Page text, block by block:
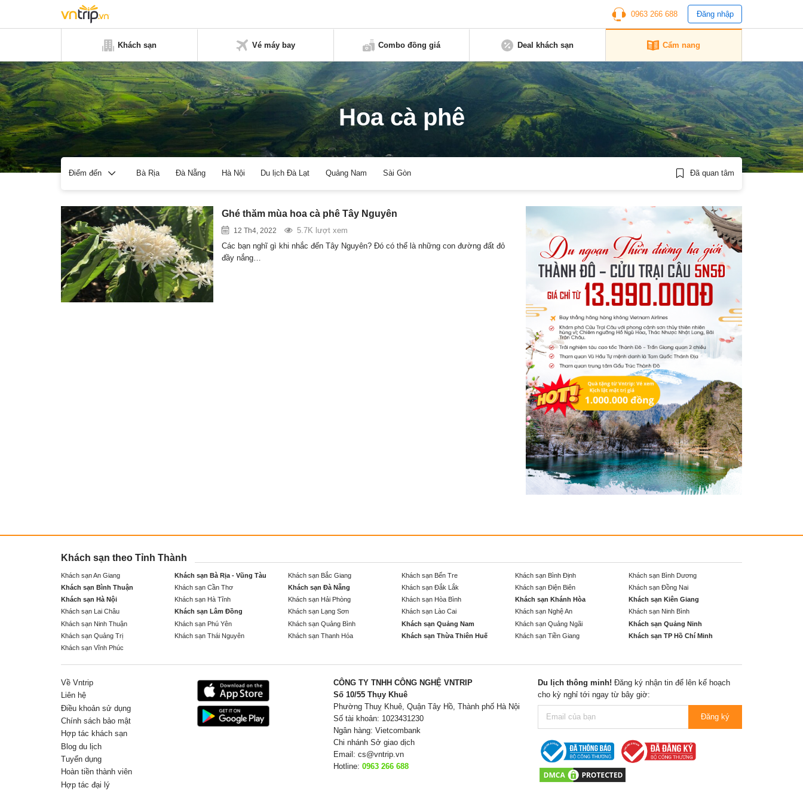
0963 266 688 Đăng nhập
Khách sạn Vé máy bay Combo đồng giá Deal khách sạn Cẩm nang
Hoa cà phê
Điểm đến Bà Rịa Đà Nẵng Hà Nội Du lịch Đà Lạt Quảng Nam Sài Gòn Đã quan tâm
Ghé thăm mùa hoa cà phê Tây Nguyên
12 Th4, 2022
5.7K lượt xem
Các bạn nghĩ gì khi nhắc đến Tây Nguyên? Đó có thể là những con đường đất đỏ
đầy nắng…
Khách sạn theo Tỉnh Thành
Khách sạn An Giang Khách sạn Bà Rịa - Vũng Tàu Khách sạn Bắc Giang Khách sạn Bến Tre Khách sạn Bình Định
Khách sạn Bình Dương
Khách sạn Bình Thuận
Khách sạn Cần Thơ Khách sạn Đà Nẵng Khách sạn Đắk Lắk Khách sạn Điện Biên
Khách sạn Đồng Nai
Khách sạn Hà Nội
Khách sạn Hà Tĩnh Khách sạn Hải Phòng Khách sạn Hòa Bình Khách sạn Khánh Hòa
Khách sạn Kiên Giang
Khách sạn Lai Châu
Khách sạn Lâm Đồng Khách sạn Lạng Sơn Khách sạn Lào Cai Khách sạn Nghệ An
Khách sạn Ninh Bình
Khách sạn Ninh Thuận
Khách sạn Phú Yên Khách sạn Quảng Bình Khách sạn Quảng Nam Khách sạn Quảng Ngãi
Khách sạn Quảng Ninh
Khách sạn Quảng Trị
Khách sạn Thái Nguyên Khách sạn Thanh Hóa Khách sạn Thừa Thiên Huế Khách sạn Tiền Giang
Khách sạn TP Hồ Chí Minh
Khách sạn Vĩnh Phúc
Về Vntrip
Liên hệ
Điều khoản sử dụng
Chính sách bảo mật
Hợp tác khách sạn
Blog du lịch
Tuyển dụng
Hoàn tiền thành viên
Hợp tác đại lý
CÔNG TY TNHH CÔNG NGHỆ VNTRIP
Số 10/55 Thụy Khuê
Phường Thuỵ Khuê, Quận Tây Hồ, Thành phố Hà Nội
Số tài khoản: 1023431230
Ngân hàng: Vietcombank
Chi nhánh Sở giao dịch
Email: cs@vntrip.vn
Hotline: 0963 266 688
Du lịch thông minh! Đăng ký nhận tin để lên kế hoạch
cho kỳ nghỉ tới ngay từ bây giờ:
Đăng ký